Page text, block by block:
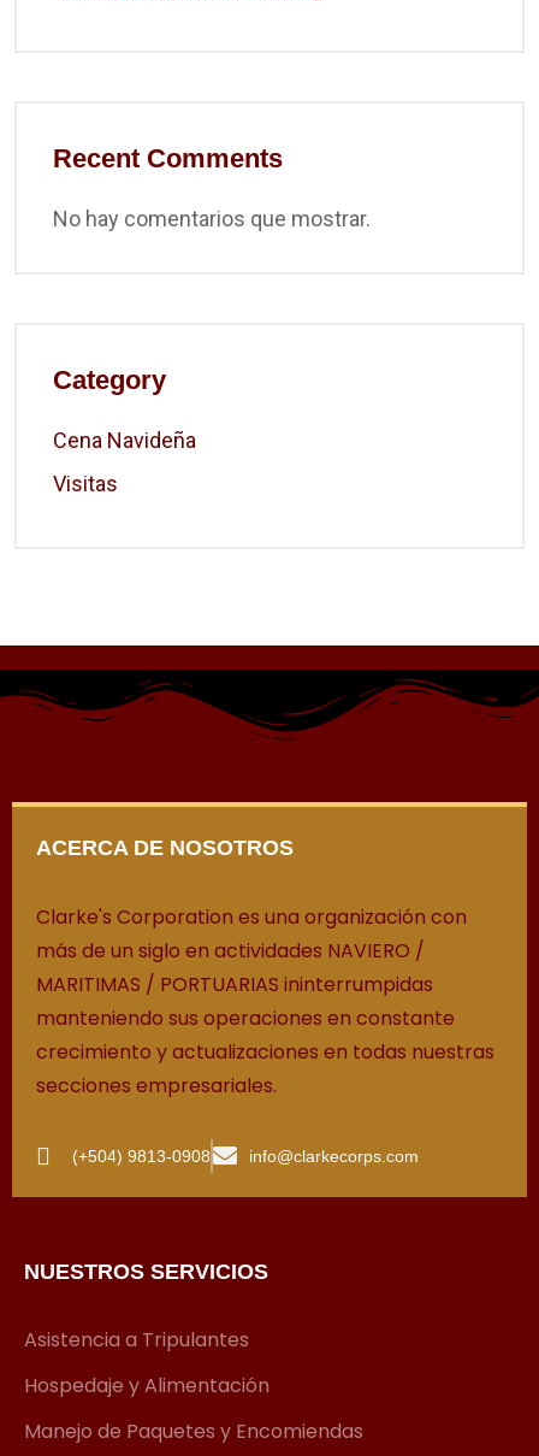
Recent Comments
No hay comentarios que mostrar.
Category
Cena Navideña
Visitas
ACERCA DE NOSOTROS
Clarke's Corporation es una organización con
más de un siglo en actividades NAVIERO /
MARITIMAS / PORTUARIAS ininterrumpidas
manteniendo sus operaciones en constante
crecimiento y actualizaciones en todas nuestras
secciones empresariales.
(+504) 9813-0908 info@clarkecorps.com
NUESTROS SERVICIOS
Asistencia a Tripulantes
Hospedaje y Alimentación
Manejo de Paquetes y Encomiendas